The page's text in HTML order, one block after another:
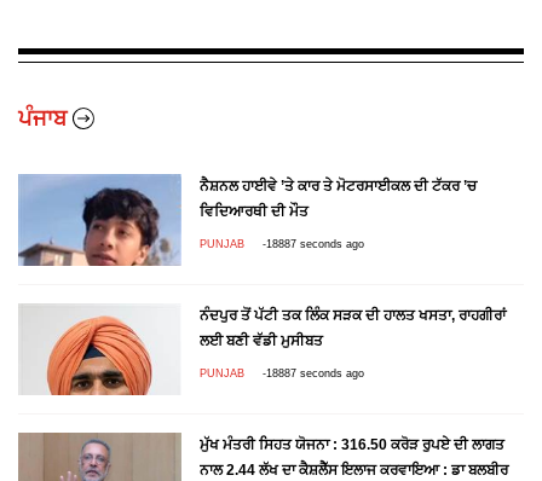
ਪੰਜਾਬ
ਨੈਸ਼ਨਲ ਹਾਈਵੇ ’ਤੇ ਕਾਰ ਤੇ ਮੋਟਰਸਾਈਕਲ ਦੀ ਟੱਕਰ ’ਚ
ਵਿਦਿਆਰਥੀ ਦੀ ਮੌਤ
PUNJAB -18887 seconds ago
ਨੰਦਪੁਰ ਤੋਂ ਪੱਟੀ ਤਕ ਲਿੰਕ ਸੜਕ ਦੀ ਹਾਲਤ ਖਸਤਾ, ਰਾਹਗੀਰਾਂ
ਲਈ ਬਣੀ ਵੱਡੀ ਮੁਸੀਬਤ
PUNJAB -18887 seconds ago
ਮੁੱਖ ਮੰਤਰੀ ਸਿਹਤ ਯੋਜਨਾ : 316.50 ਕਰੋੜ ਰੁਪਏ ਦੀ ਲਾਗਤ
ਨਾਲ 2.44 ਲੱਖ ਦਾ ਕੈਸ਼ਲੈੱਸ ਇਲਾਜ ਕਰਵਾਇਆ : ਡਾ ਬਲਬੀਰ